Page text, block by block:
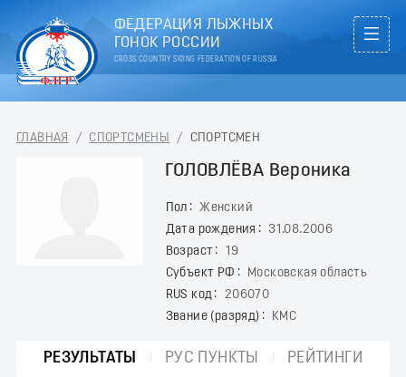
ФЕДЕРАЦИЯ ЛЫЖНЫХ
ГОНОК РОССИИ
CROSS COUNTRY SKIING FEDERATION OF RUSSIA
ГЛАВНАЯ / СПОРТСМЕНЫ / СПОРТСМЕН
ГОЛОВЛЁВА Вероника
Пол
Женский
Дата рождения
31.08.2006
Возраст
19
Субъект РФ
Московская область
RUS код
206070
Звание (разряд)
КМС
РЕЗУЛЬТАТЫ РУС ПУНКТЫ РЕЙТИНГИ